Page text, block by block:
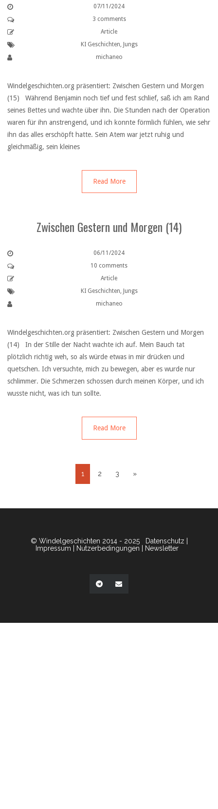
07/11/2024
3 comments
Article
KI Geschichten Jungs
michaneo
Windelgeschichten.org präsentiert: Zwischen Gestern und Morgen
(15) Während Benjamin noch tief und fest schlief, saß ich am Rand
seines Bettes und wachte über ihn. Die Stunden nach der Operation
waren für ihn anstrengend, und ich konnte förmlich fühlen, wie sehr
ihn das alles erschöpft hatte. Sein Atem war jetzt ruhig und
gleichmäßig, sein kleines
Read More
Zwischen Gestern und Morgen (14)
06/11/2024
10 comments
Article
KI Geschichten Jungs
michaneo
Windelgeschichten.org präsentiert: Zwischen Gestern und Morgen
(14) In der Stille der Nacht wachte ich auf. Mein Bauch tat
plötzlich richtig weh, so als würde etwas in mir drücken und
quetschen. Ich versuchte, mich zu bewegen, aber es wurde nur
schlimmer. Die Schmerzen schossen durch meinen Körper, und ich
wusste nicht, was ich tun sollte.
Read More
1 2 3 »
© Windelgeschichten 2014 - 2025 Datenschutz
Impressum
Nutzerbedingungen Newsletter